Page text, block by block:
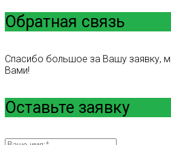
Обратная связь
Спасибо большое за Вашу заявку,
Вами!
Оставьте заявку